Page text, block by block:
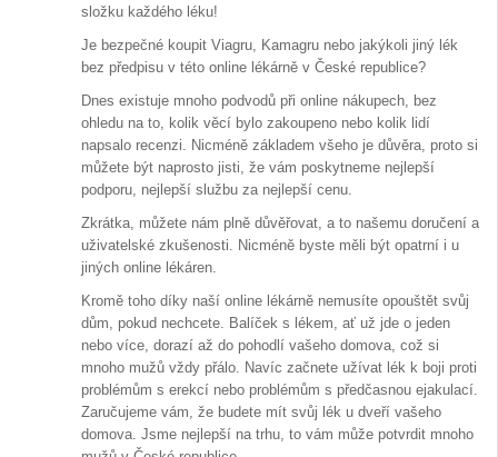
složku každého léku!
Je bezpečné koupit Viagru, Kamagru nebo jakýkoli jiný lék
bez předpisu v této online lékárně v České republice?
Dnes existuje mnoho podvodů při online nákupech, bez
ohledu na to, kolik věcí bylo zakoupeno nebo kolik lidí
napsalo recenzi. Nicméně základem všeho je důvěra, proto si
můžete být naprosto jisti, že vám poskytneme nejlepší
podporu, nejlepší službu za nejlepší cenu.
Zkrátka, můžete nám plně důvěřovat, a to našemu doručení a
uživatelské zkušenosti. Nicméně byste měli být opatrní i u
jiných online lékáren.
Kromě toho díky naší online lékárně nemusíte opouštět svůj
dům, pokud nechcete. Balíček s lékem, ať už jde o jeden
nebo více, dorazí až do pohodlí vašeho domova, což si
mnoho mužů vždy přálo. Navíc začnete užívat lék k boji proti
problémům s erekcí nebo problémům s předčasnou ejakulací.
Zaručujeme vám, že budete mít svůj lék u dveří vašeho
domova. Jsme nejlepší na trhu, to vám může potvrdit mnoho